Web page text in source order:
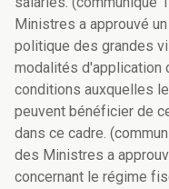
Ministres a approuvé
politique des grandes
modalités d'application
conditions auxquelles
peuvent bénéficier de
dans ce cadre.
des Ministres a
concernant le régime